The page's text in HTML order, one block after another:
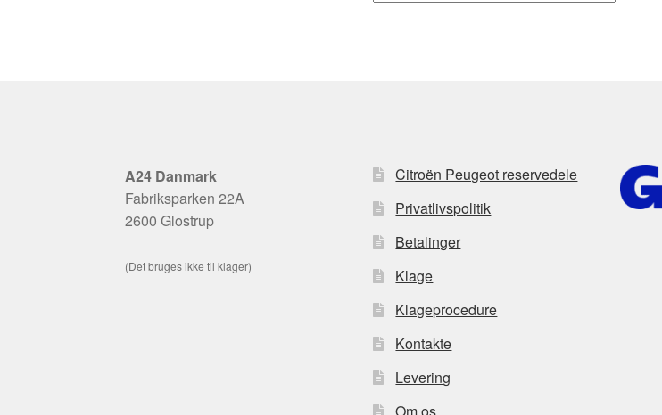
A24 Danmark
Fabriksparken 22A
2600 Glostrup
(Det bruges ikke til klager)
Citroën Peugeot reservedele
Privatlivspolitik
Betalinger
Klage
Klageprocedure
Kontakte
Levering
Om os